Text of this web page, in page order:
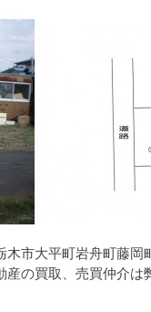
市大平町岩舟町藤
の買取、売買仲介